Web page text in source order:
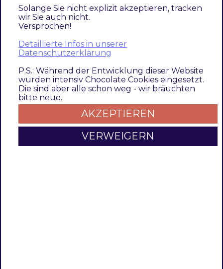
heartbeatindexing through its pipeline
ThePacemaker
designed for performance and
compatibility with import pipelines
The index behavior can be optimized
project-specifically through extensions and
configurations
The direct indexer commands on the
level are not affected
Solange Sie nicht explizit akzeptieren, tracken
wir Sie auch nicht.
Versprochen!
Detaillierte Infos in unserer
Datenschutzerklärung
P.S.: Während der Entwicklung dieser Website
wurden intensiv Chocolate Cookies eingesetzt.
Die sind aber alle schon weg - wir bräuchten
bitte neue.
AKZEPTIEREN
VERWEIGERN